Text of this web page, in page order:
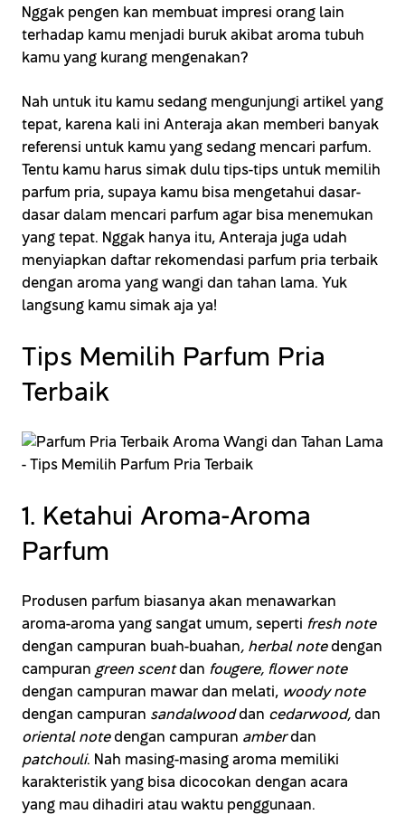
Nggak pengen kan membuat impresi orang lain
terhadap kamu menjadi buruk akibat aroma tubuh
kamu yang kurang mengenakan?
Nah untuk itu kamu sedang mengunjungi artikel yang
tepat, karena kali ini Anteraja akan memberi banyak
referensi untuk kamu yang sedang mencari parfum.
Tentu kamu harus simak dulu tips-tips untuk memilih
parfum pria, supaya kamu bisa mengetahui dasar-
dasar dalam mencari parfum agar bisa menemukan
yang tepat. Nggak hanya itu, Anteraja juga udah
menyiapkan daftar rekomendasi parfum pria terbaik
dengan aroma yang wangi dan tahan lama. Yuk
langsung kamu simak aja ya!
Tips Memilih Parfum Pria
Terbaik
1. Ketahui Aroma-Aroma
Parfum
Produsen parfum biasanya akan menawarkan
aroma-aroma yang sangat umum, seperti fresh note
dengan campuran buah-buahan, herbal notedengan
campuran green scentdan fougere, flower note
dengan campuran mawar dan melati, woody note
dengan campuran sandalwooddan cedarwood, dan
oriental notedengan campuran amberdan
patchouli. Nah masing-masing aroma memiliki
karakteristik yang bisa dicocokan dengan acara
yang mau dihadiri atau waktu penggunaan.